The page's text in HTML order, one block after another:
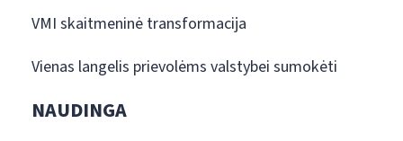
VMI skaitmeninė transformacija
Vienas langelis prievolėms valstybei sumokėti
NAUDINGA